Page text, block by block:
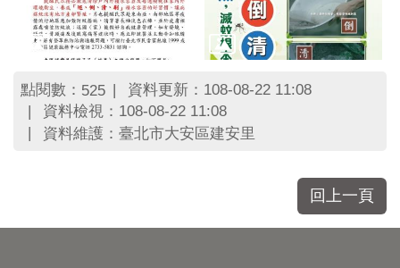
點閱數： 525
資料更新：108-08-22 11:08
資料檢視：108-08-22 11:08
資料維護：臺北市大安區建安里
回上一頁